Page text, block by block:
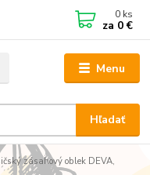
Menu
Hľadať
0 ks
za 0 €
zásahový oblek DEVA,